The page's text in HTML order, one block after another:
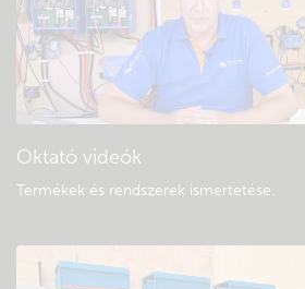
Oktató videók
Termékek és rendszerek ismertetése.